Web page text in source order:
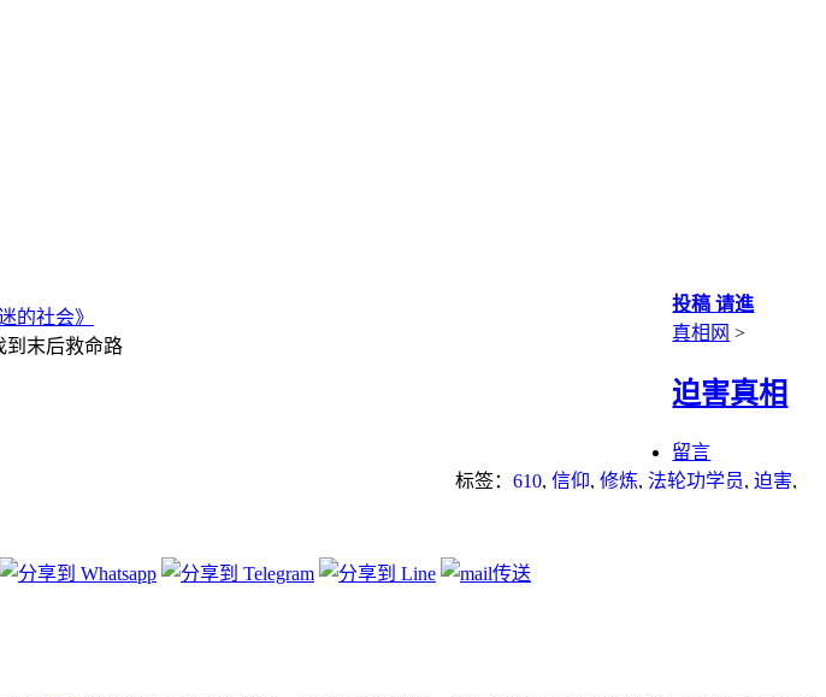
的社会》
到末后救命路
投稿 请進
真相网 >
迫害真相
留言
标签： 610, 信仰, 修炼, 法轮功学员, 迫害,